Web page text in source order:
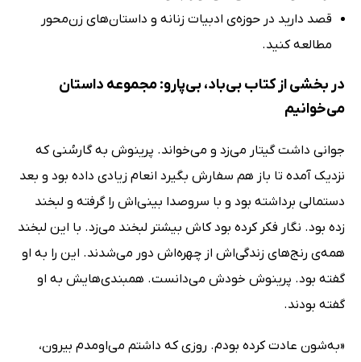
قصد دارید در حوزه‌ی ادبیات زنانه و داستان‌های زن‌محور
مطالعه کنید.
در بخشی از کتاب بی‌باد، بی‌پارو: مجموعه داستان
می‌خوانیم
جوانی داشت گیتار می‌زد و می‌خواند. پرینوش به گارسُنی که
نزدیک آمده تا باز هم سفارش بگیرد انعام زیادی داده بود و بعد
دستمالی برداشته بود و با سروصدا بینی‌اش را گرفته و لبخند
زده بود. نگار فکر کرده بود کاش بیشتر لبخند می‌زد. با این لبخند
همه‌ی رنج‌های زندگی‌اش از چهره‌اش دور می‌شدند. این را به او
گفته بود. پرینوش خودش می‌دانست. همبندی‌هایش به او
گفته بودند.
«به‌شون عادت کرده بودم. روزی که داشتم می‌اومدم بیرون،